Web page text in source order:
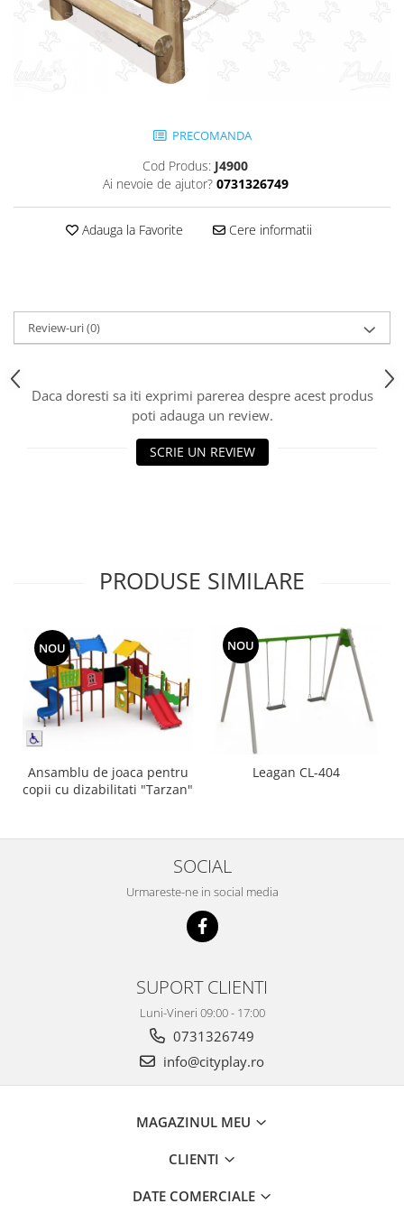
Jocuri cu nisip
Echipamente de catarat
Trasee echilibristica
Animale din cauciuc
SPORT SI FITNESS
Skateboarding
Ciclism
Street Workout
Terenuri Multisport
Trasee Ninja
Echipamente fitness
Rastel Biciclete
PRECOMANDA
Cod Produs: J4900
Ai nevoie de ajutor? 0731326749
Adauga la Favorite Cere informatii
Review-uri(0)
Daca doresti sa iti exprimi parerea despre acest produs
poti adauga un review.
SCRIE UN REVIEW
PRODUSE SIMILARE
NOU
Ansamblu de joaca pentru
copii cu dizabilitati "Tarzan"
NOU
Leagan CL-404
SOCIAL
Urmareste-ne in social media
SUPORT CLIENTI
Luni-Vineri 09:00 - 17:00
0731326749
info@cityplay.ro
MAGAZINUL MEU
CLIENTI
DATE COMERCIALE